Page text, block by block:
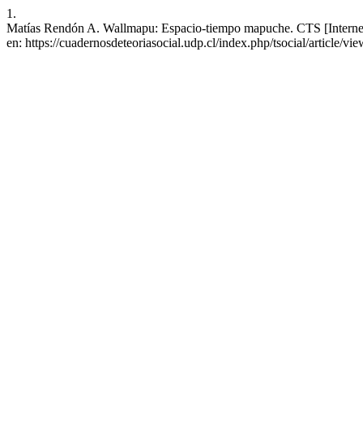
1.
Matías Rendón A. Wallmapu: Espacio-tiempo mapuche. CTS
en: https://cuadernosdeteoriasocial.udp.cl/index.php/tsocial/article/